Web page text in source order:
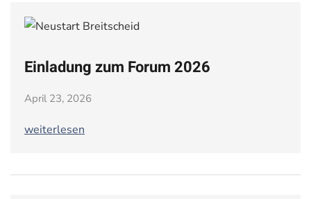
Einladung zum Forum 2026
April 23, 2026
weiterlesen